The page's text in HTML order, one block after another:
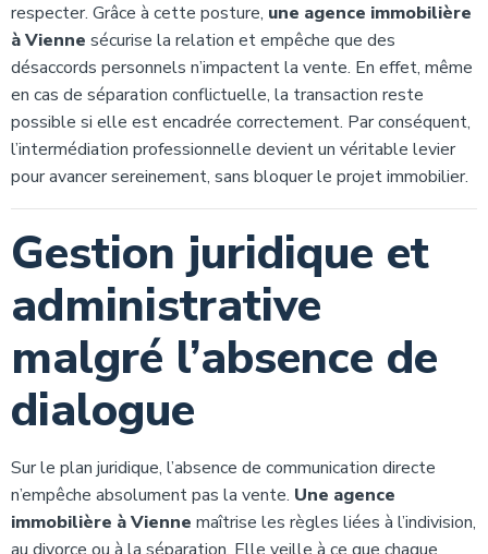
respecter. Grâce à cette posture, une agence immobilière
à Vienne sécurise la relation et empêche que des
désaccords personnels n’impactent la vente. En effet, même
en cas de séparation conflictuelle, la transaction reste
possible si elle est encadrée correctement. Par conséquent,
l’intermédiation professionnelle devient un véritable levier
pour avancer sereinement, sans bloquer le projet immobilier.
Gestion juridique et
administrative
malgré l’absence de
dialogue
Sur le plan juridique, l’absence de communication directe
n’empêche absolument pas la vente. Une agence
immobilière à Vienne maîtrise les règles liées à l’indivision,